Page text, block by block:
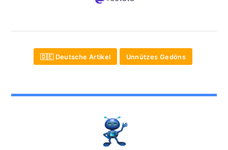
🇩🇪 Deutsche Artikel Unnützes Gedöns